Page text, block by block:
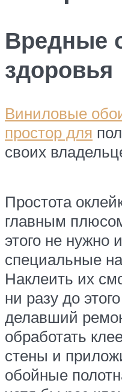
Вредные
здоровья
Виниловые
простор для
своих
Простота
главным
этого не нужно
специальные
Наклеить их
ни разу до
делавший
обработать
стены и
обойные